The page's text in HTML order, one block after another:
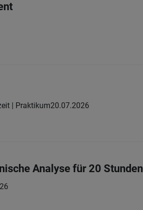
| Praktikum20.07.2026
Analyse für 20 Stunden